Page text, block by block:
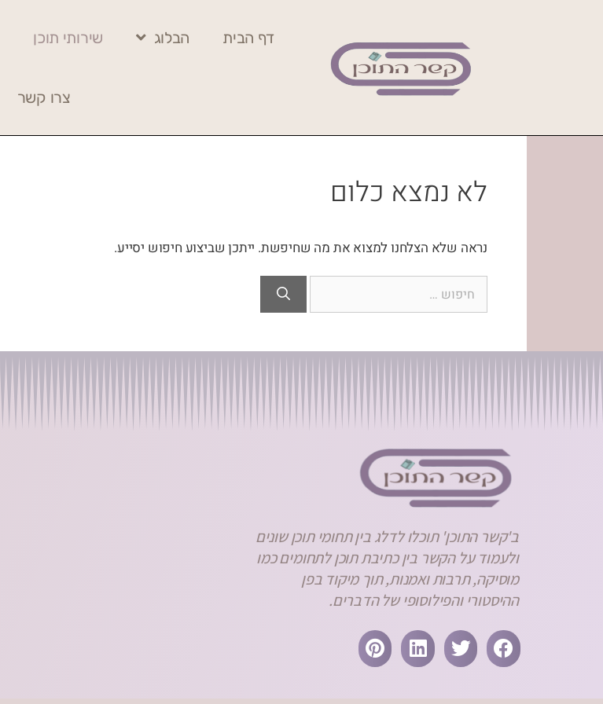
דף הבית הבלוג שירותי תוכן
צרו קשר
לא נמצא כלום
נראה שלא הצלחנו למצוא את מה שחיפשת. ייתכן שביצוע חיפוש יסייע.
ב'קשר התוכן' תוכלו לדלג בין תחומי תוכן שונים
ולעמוד על הקשר בין כתיבת תוכן לתחומים כמו
מוסיקה, תרבות ואמנות, תוך מיקוד בפן
ההיסטורי והפילוסופי של הדברים.